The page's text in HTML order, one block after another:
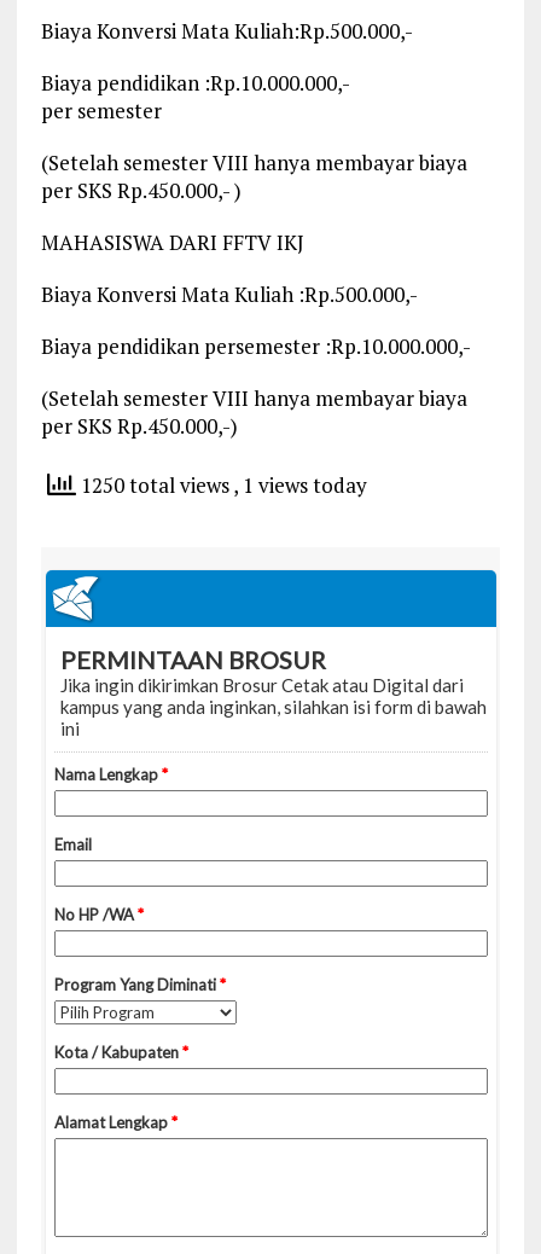
Biaya Konversi Mata Kuliah:Rp.500.000,-
Biaya pendidikan :Rp.10.000.000,-
per semester
(Setelah semester VIII hanya membayar biaya
per SKS Rp.450.000,- )
MAHASISWA DARI FFTV IKJ
Biaya Konversi Mata Kuliah :Rp.500.000,-
Biaya pendidikan persemester :Rp.10.000.000,-
(Setelah semester VIII hanya membayar biaya
per SKS Rp.450.000,-)
1250 total views, 1 views today